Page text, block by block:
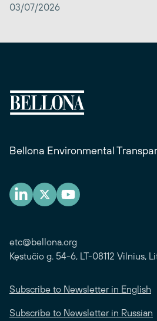
03/07/2026
Bellona Environmental
etc@bellona.org
Kęstučio g. 54-6, LT-08112 Vilnius,
Subscribe to Newsletter in English
Subscribe to Newsletter in Russian